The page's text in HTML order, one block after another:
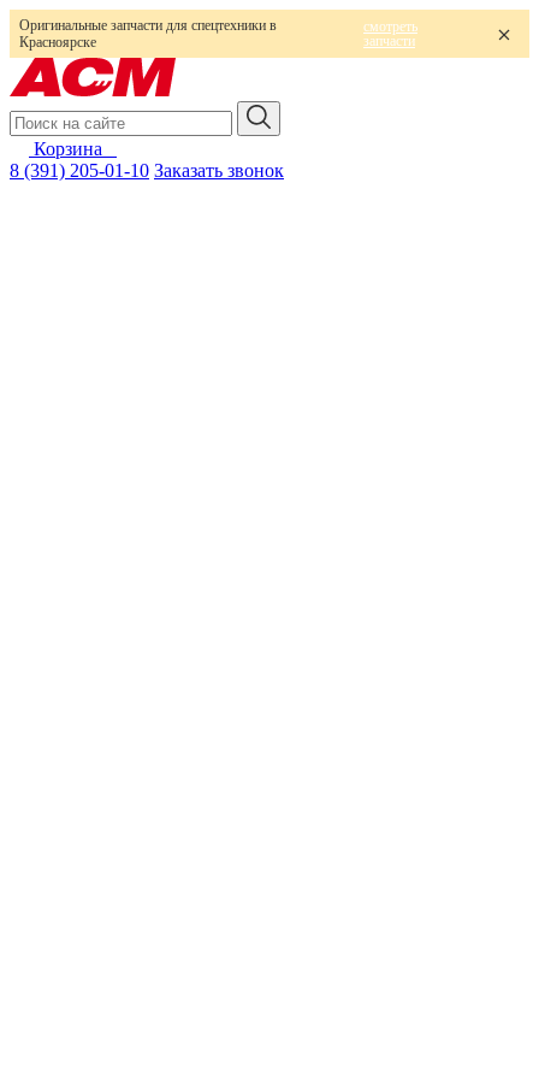
Оригинальные запчасти для спецтехники в
Красноярске
смотреть
запчасти
Корзина
8 (391) 205-01-10 Заказать звонок